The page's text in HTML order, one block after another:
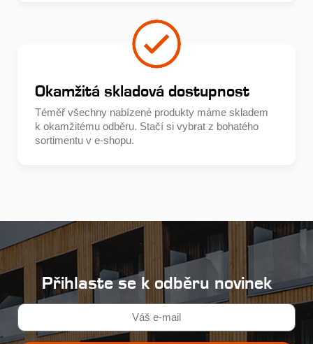
Okamžitá skladová dostupnost
Téměř všechny nabízené produkty máme skladem
k okamžitému odběru. Stačí si vybrat z bohatého
sortimentu v e-shopu.
Přihlaste se k odběru novinek